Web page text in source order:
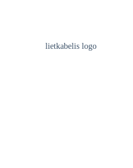
lietkabelis logo